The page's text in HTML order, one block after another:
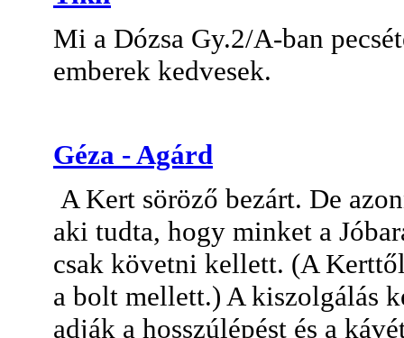
Mi a Dózsa Gy.2/A-ban
emberek kedvesek.
Géza - Agárd
A Kert söröző bezárt. De
aki tudta, hogy minket a
csak követni kellett. (A
a bolt mellett.) A kiszolgálás
adják a hosszúlépést és a